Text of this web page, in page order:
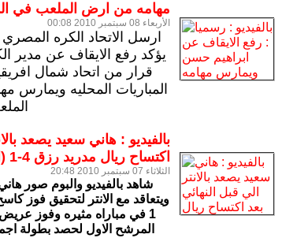
مهامه من ارض الملعب في
الأربعاء 08 سبتمبر 2010 00:08
ارسل الاتحاد الكره
يؤكد رفع الايقاف عن مدير
قرار من اتحاد شمال
المباريات المحليه
بالفيديو : هاني سعيد يصعد
اكتساح ريال مدريد رزق 4-1 (اجمد واحد)
الثلاثاء 07 سبتمبر 2010 20:48
شاهد بالفيديو والبوم صور
1 في مباراه مثيره وفوز
المرشح الاول لحصد بطولة اجمد واحد 2010